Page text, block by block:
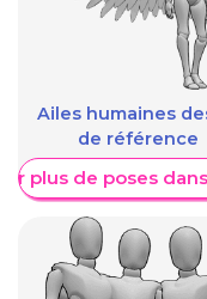
Ailes humaines
de référence
plus de poses dans